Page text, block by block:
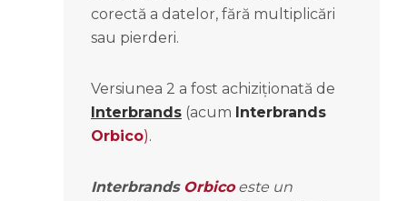
corectă a datelor, fără multiplicări
sau pierderi.
Versiunea 2 a fost achiziționată de
Interbrands (acum Interbrands
Orbico).
Interbrands Orbicoeste un